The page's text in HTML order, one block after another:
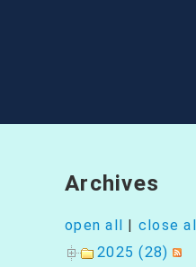
シ
ョ
Archives
open all
close all
2025 (28)